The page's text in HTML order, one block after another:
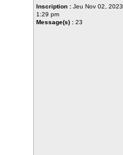
Inscription : Jeu Nov 02, 2023
1:29 pm
Message(s) : 23